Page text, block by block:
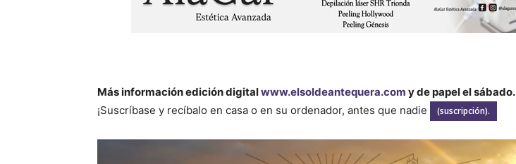
Más información edición digitalwww.elsoldeantequera.com y de papel el sábado.
¡Suscríbase y recíbalo en casa o en su ordenador, antes que nadie
(suscripción).